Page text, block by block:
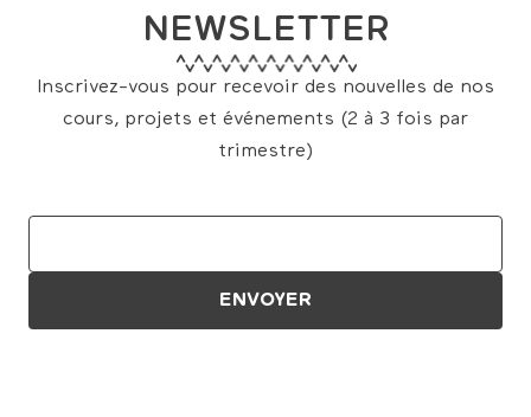
NEWSLETTER
Inscrivez-vous pour recevoir des nouvelles de nos
cours, projets et événements (2 à 3 fois par
trimestre)